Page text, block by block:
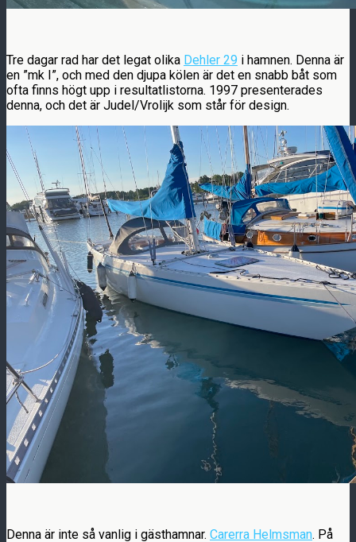
Tre dagar rad har det legat olika Dehler 29 i hamnen. Denna är
en ”mk I”, och med den djupa kölen är det en snabb båt som
ofta finns högt upp i resultatlistorna. 1997 presenterades
denna, och det är Judel/Vrolijk som står för design.
Denna är inte så vanlig i gästhamnar. Carerra Helmsman. På